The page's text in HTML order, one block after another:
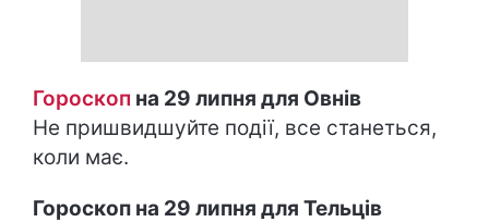
Гороскоп на 29 липня для Овнів
Не пришвидшуйте події, все станеться,
коли має.
Гороскоп на 29 липня для Тельців